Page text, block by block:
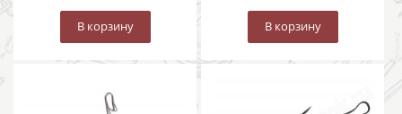
В корзину В корзину